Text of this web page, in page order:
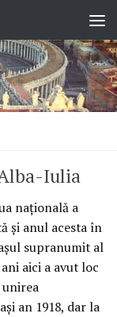
Iulia
naţională a
şi anul acesta în
supranumit al
aici a avut loc
an 1918, dar la